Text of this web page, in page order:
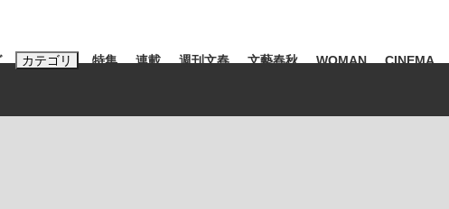
カテゴリ 特集 連載 週刊文春 文藝春秋 WOMAN CINEMA